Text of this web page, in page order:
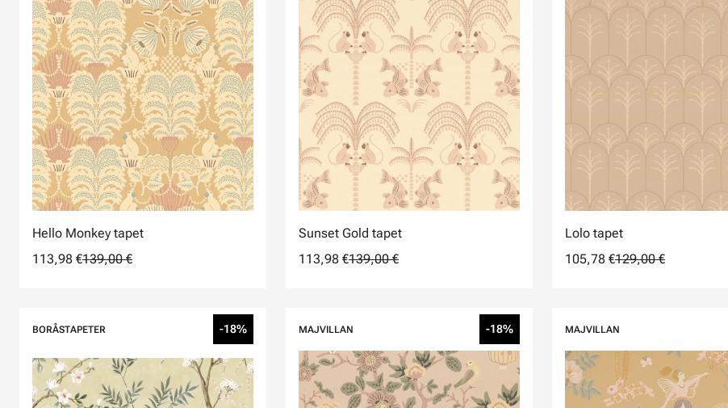
Hello Monkey tapet
113,98 €139,00 €
Sunset Gold tapet
113,98 €139,00 €
Lolo tapet
105,78 €129,00 €
BORÅSTAPETER -18% MAJVILLAN -18% MAJVILLAN